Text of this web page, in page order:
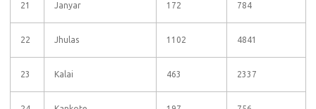
21 Janyar 172 784
22 Jhulas 1102 4841
23 Kalai 463 2337